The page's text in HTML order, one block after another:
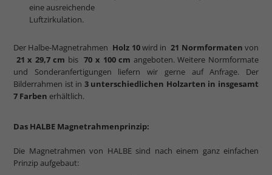
eine ausreichende
Luftzirkulation.
Der Halbe-Magnetrahmen Holz 10wird in21 Normformatenvon
21 x 29,7 cm bis70 x 100 cm angeboten. Weitere Normformate
und Sonderanfertigungen liefern wir gerne auf Anfrage. Der
Bilderrahmen ist in 3 unterschiedlichen Holzarten in insgesamt
7 Farben erhältlich.
Das HALBE Magnetrahmenprinzip:
Die Magnetrahmen von HALBE sind nach einem ganz einfachen
Prinzip aufgebaut: